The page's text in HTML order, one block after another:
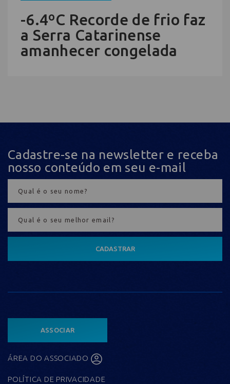
-6.4ºC Recorde de frio faz
a Serra Catarinense
amanhecer congelada
Cadastre-se na newsletter e receba
nosso conteúdo em seu e-mail
CADASTRAR
ASSOCIAR
ÁREA DO ASSOCIADO
POLÍTICA DE PRIVACIDADE